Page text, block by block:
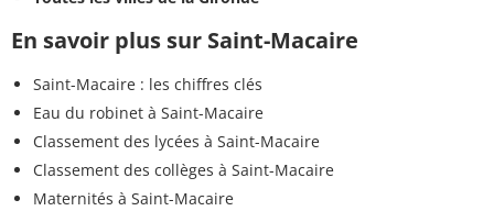
En savoir plus sur Saint-Macaire
Saint-Macaire : les chiffres clés
Eau du robinet à Saint-Macaire
Classement des lycées à Saint-Macaire
Classement des collèges à Saint-Macaire
Maternités à Saint-Macaire